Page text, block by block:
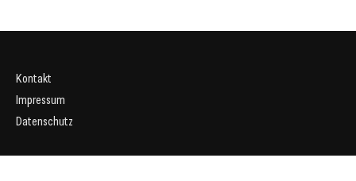
Kontakt
Impressum
Datenschutz